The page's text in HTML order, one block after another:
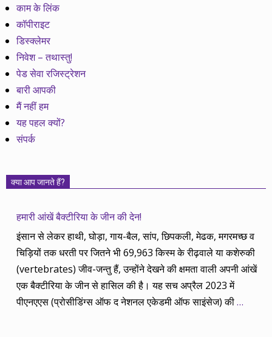
काम के लिंक
कॉपीराइट
डिस्क्लेमर
निवेश – तथास्तु!
पेड सेवा रजिस्ट्रेशन
बारी आपकी
मैं नहीं हम
यह पहल क्यों?
संपर्क
क्या आप जानते हैं?
हमारी आंखें बैक्टीरिया के जीन की देन!
इंसान से लेकर हाथी, घोड़ा, गाय-बैल, सांप, छिपकली, मेढक, मगरमच्छ व
चिड़ियों तक धरती पर जितने भी 69,963 किस्म के रीढ़वाले या कशेरुकी
(vertebrates) जीव-जन्तु हैं, उन्होंने देखने की क्षमता वाली अपनी आंखें
एक बैक्टीरिया के जीन से हासिल की है। यह सच अप्रैल 2023 में
पीएनएएस (प्रोसीडिंग्स ऑफ द नेशनल एकेडमी ऑफ साइंसेज) की…